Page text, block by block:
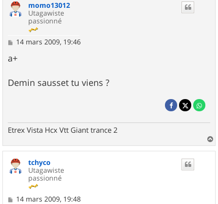
momo13012
Utagawiste
passionné
M
s
g
e
14 mars 2009, 19:46
a+
Demin sausset tu viens ?
Etrex Vista Hcx Vtt Giant trance 2
a
u
tchyco
Utagawiste
passionné
M14 mars 2009, 19:48